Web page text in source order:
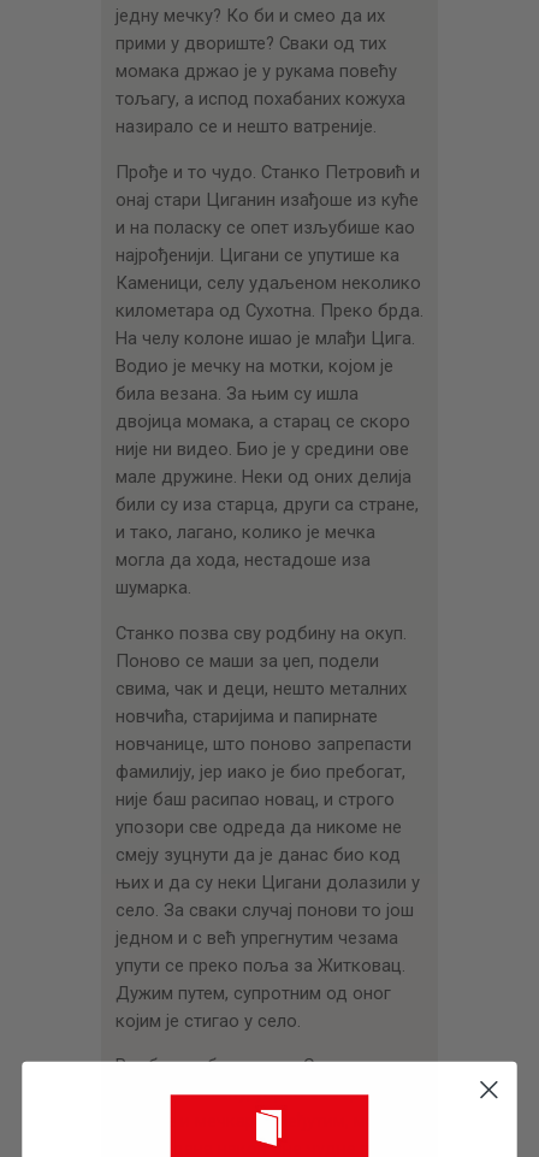
једну мечку? Ко би и смео да их
прими у двориште? Сваки од тих
момака држао је у рукама повећу
тољагу, а испод похабаних кожуха
назирало се и нешто ватреније.
Прође и то чудо. Станко Петровић и
онај стари Циганин изађоше из куће
и на поласку се опет изљубише као
најрођенији. Цигани се упутише ка
Каменици, селу удаљеном неколико
километара од Сухотна. Преко брда.
На челу колоне ишао је млађи Цига.
Водио је мечку на мотки, којом је
била везана. За њим су ишла
двојица момака, а старац се скоро
није ни видео. Био је у средини ове
мале дружине. Неки од оних делија
били су иза старца, други са стране,
и тако, лагано, колико је мечка
могла да хода, нестадоше иза
шумарка.
Станко позва сву родбину на окуп.
Поново се маши за џеп, подели
свима, чак и деци, нешто металних
новчића, старијима и папирнате
новчанице, што поново запрепасти
фамилију, јер иако је био пребогат,
није баш расипао новац, и строго
упозори све одреда да никоме не
смеју зуцнути да је данас био код
њих и да су неки Цигани долазили у
село. За сваки случај понови то још
једном и с већ упрегнутим чезама
упути се преко поља за Житковац.
Дужим путем, супротним од оног
којим је стигао у село.
Родбина, обрадована Станковом
дарежљивошћу, убрзо заборави на
Цигане и мечкара. Међутим, можда
месец дана након оне чудне посете